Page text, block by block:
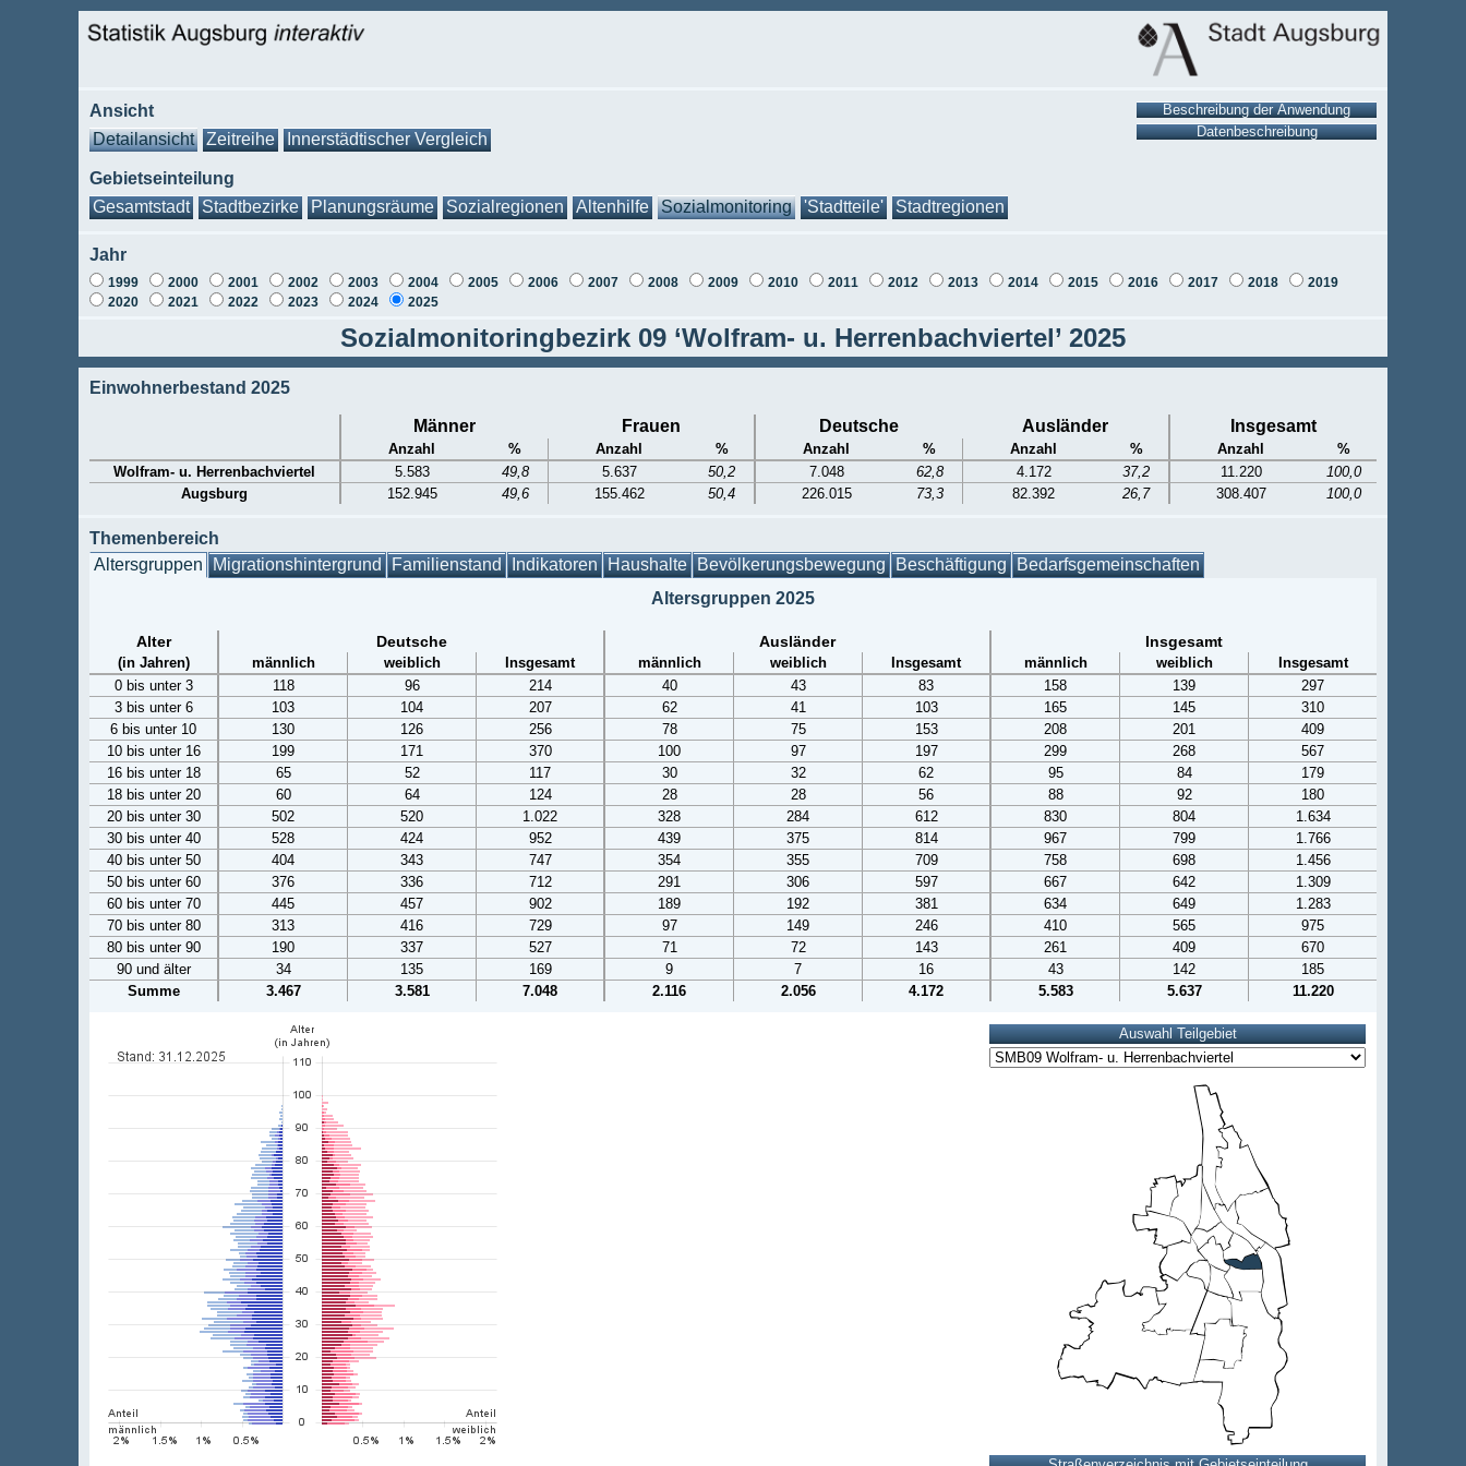
Ansicht
Detailansicht
Zeitreihe Innerstädtischer Vergleich
Gebietseinteilung
Gesamtstadt
Stadtbezirke Planungsräume Sozialregionen Altenhilfe Sozialmonitoring 'Stadtteile' Stadtregionen
Jahr
1999 2000 2001 2002 2003 2004 2005 2006 2007 2008 2009 2010 2011 2012 2013 2014 2015 2016 2017 2018
2019
2020
2021 2022 2023 2024 2025
Sozialmonitoringbezirk 09 ‘Wolfram- u. Herrenbachviertel’ 2025
Einwohnerbestand 2025
Männer Frauen Deutsche Ausländer Insgesamt
Anzahl % Anzahl % Anzahl % Anzahl % Anzahl
%
Wolfram- u. Herrenbachviertel
5.583 49,8 5.637 50,2 7.048 62,8 4.172 37,2 11.220
100,0
Augsburg
152.945 49,6 155.462 50,4 226.015 73,3 82.392 26,7 308.407 100,0
Themenbereich
Altersgruppen Migrationshintergrund Familienstand Indikatoren Haushalte Bevölkerungsbewegung Beschäftigung Bedarfsgemeinschaften
Altersgruppen 2025
Alter Deutsche Ausländer Insgesamt
(in Jahren) männlich weiblich Insgesamt männlich weiblich Insgesamt männlich weiblich
Insgesamt
0 bis unter 3
118 96 214 40 43 83 158 139
297
3 bis unter 6
103 104 207 62 41 103 165 145
310
6 bis unter 10
130 126 256 78 75 153 208 201
409
10 bis unter 16
199 171 370 100 97 197 299 268
567
16 bis unter 18
65 52 117 30 32 62 95 84
179
18 bis unter 20
60 64 124 28 28 56 88 92
180
20 bis unter 30
502 520 1.022 328 284 612 830 804
1.634
30 bis unter 40
528 424 952 439 375 814 967 799
1.766
40 bis unter 50
404 343 747 354 355 709 758 698
1.456
50 bis unter 60
376 336 712 291 306 597 667 642
1.309
60 bis unter 70
445 457 902 189 192 381 634 649
1.283
70 bis unter 80
313 416 729 97 149 246 410 565
975
80 bis unter 90
190 337 527 71 72 143 261 409
670
90 und älter
34 135 169 9 7 16 43 142
185
Summe
3.467 3.581 7.048 2.116 2.056 4.172 5.583 5.637 11.220